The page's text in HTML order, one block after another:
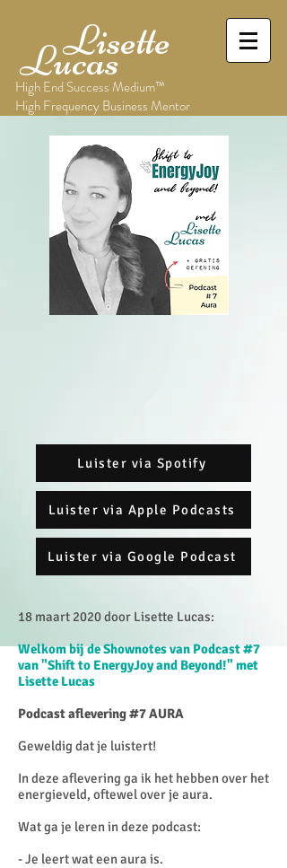
Lisette
Lucas
High End Success Medium™
High Frequency Business Mentor
Luister via Spotify
Luister via Apple Podcasts
Luister via Google Podcast
18 maart 2020 door Lisette Lucas:
Welkom bij de Shownotes van Podcast #7
van "Shift to EnergyJoy and Beyond!" met
Lisette Lucas
Podcast aflevering #7 AURA
Geweldig dat je luistert!
In deze aflevering ga ik het hebben over het
energieveld, oftewel over je aura.
Wat ga je leren in deze podcast:
- Je leert wat een aura is.